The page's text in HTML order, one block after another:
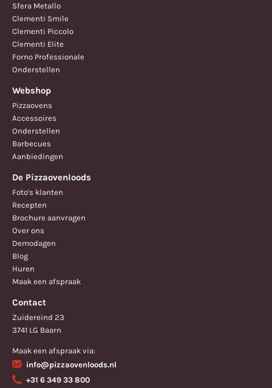
Sfera Metallo
Clementi Smile
Clementi Piccolo
Clementi Elite
Forno Professionale
Onderstellen
Webshop
Pizzaovens
Accessoires
Onderstellen
Barbecues
Aanbiedingen
De Pizzaovenloods
Foto's klanten
Recepten
Brochure aanvragen
Over ons
Demodagen
Blog
Huren
Maak een afspraak
Contact
Zuidereind 23
3741 LG Baarn
Maak een afspraak via:
info@pizzaovenloods.nl
+31 6 349 33 800